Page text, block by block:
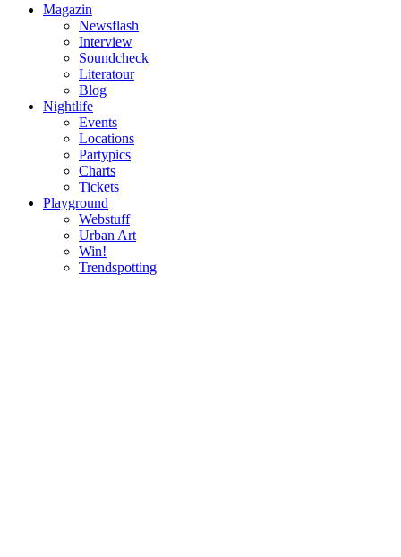
Magazin
Newsflash
Interview
Soundcheck
Literatour
Blog
Nightlife
Events
Locations
Partypics
Charts
Tickets
Playground
Webstuff
Urban Art
Win!
Trendspotting